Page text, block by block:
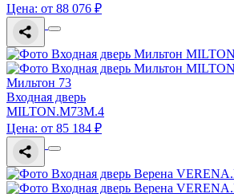
Цена: от 88 076 ₽
Мильтон 73
Входная дверь
MILTON.M73M.4
Цена: от 85 184 ₽